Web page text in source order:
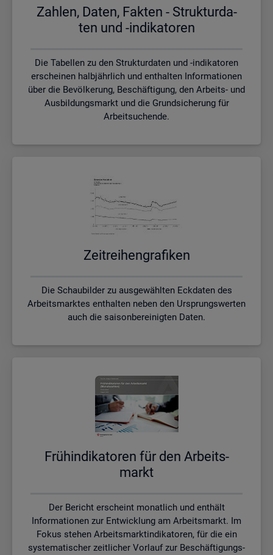
Zah­len, Daten, Fak­ten - Struk­tur­da­
ten und -in­di­ka­to­ren
Die Tabellen zu den Strukturdaten und -indikatoren
erscheinen halbjährlich und enthalten Informationen
über die Bevölkerung, Beschäftigung, den Arbeits- und
Ausbildungsmarkt und die Grundsicherung für
Arbeitsuchende.
Zeit­rei­hen­gra­fi­ken
Die Schaubilder zu ausgewählten Eckdaten des
Arbeitsmarktes enthalten neben den Ursprungswerten
auch die saisonbereinigten Daten.
Früh­in­di­ka­to­ren für den Ar­beits­
markt
Der Bericht erscheint monatlich und enthält
Informationen zur Entwicklung am Arbeitsmarkt. Im
Fokus stehen Arbeitsmarktindikatoren, für die ein
systematischer zeitlicher Vorlauf zur Beschäftigungs-